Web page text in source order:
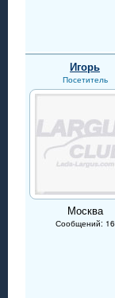
Игорь
Посетитель
Москва
Сообщений: 16